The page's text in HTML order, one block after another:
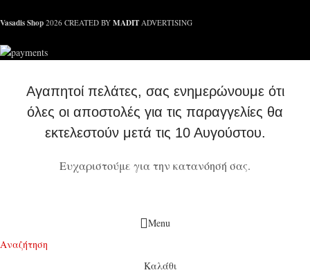
Vasadis Shop 2026 CREATED BY MADIT ADVERTISING
Αγαπητοί πελάτες, σας ενημερώνουμε ότι
όλες οι αποστολές για τις παραγγελίες θα
εκτελεστούν μετά τις 10 Αυγούστου.
Ευχαριστούμε για την κατανόησή σας.
Menu
Αναζήτηση
Καλάθι